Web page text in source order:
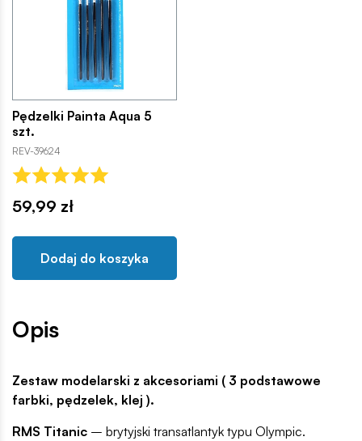
Pędzelki Painta Aqua 5
szt.
REV-39624
59,99 zł
Dodaj do koszyka
Opis
Zestaw modelarski z akcesoriami ( 3 podstawowe
farbki, pędzelek, klej ).
RMS Titanic – brytyjski transatlantyk typu Olympic.